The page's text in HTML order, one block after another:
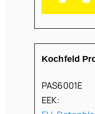
Kochfeld
PAS6001E
EEK: